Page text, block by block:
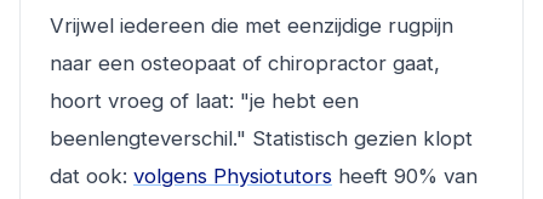
Vrijwel iedereen die met eenzijdige rugpijn
naar een osteopaat of chiropractor gaat,
hoort vroeg of laat: "je hebt een
beenlengteverschil." Statistisch gezien klopt
dat ook: volgens Physiotutors heeft 90% van